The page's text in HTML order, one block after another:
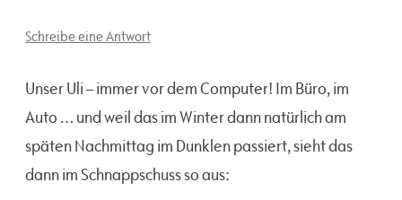
Schreibe eine Antwort
Unser Uli – immer vor dem Computer! Im Büro, im
Auto … und weil das im Winter dann natürlich am
späten Nachmittag im Dunklen passiert, sieht das
dann im Schnappschuss so aus: